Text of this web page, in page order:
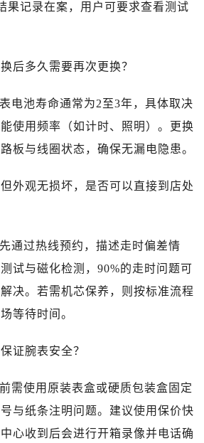
营业！
果记录在案，用户可要求查看测试
后多久需要再次更换？
电池寿命通常为2至3年，具体取决
使用频率（如计时、照明）。更换
板与线圈状态，确保无漏电隐患。
外观无损坏，是否可以直接到店处
通过热线预约，描述走时偏差情
试与磁化检测，90%的走时问题可
决。若需机芯保养，则按标准流程
等待时间。
证腕表安全？
需使用原装表盒或硬质包装盒固定
与纸条注明问题。建议使用保价快
心收到后会进行开箱录像并电话确